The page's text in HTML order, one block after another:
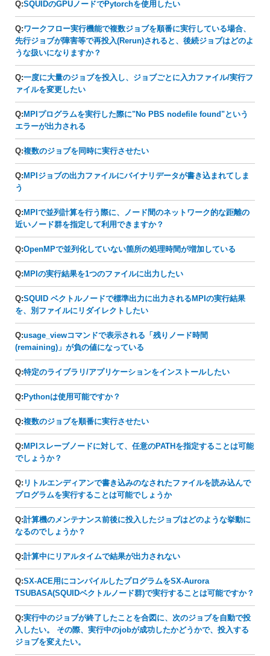
Q:SQUIDのGPUノードでPytorchを使用したい
Q:ワークフロー実行機能で複数ジョブを順番に実行している場合、
先行ジョブが障害等で再投入(Rerun)されると、後続ジョブはどのよ
うな扱いになりますか？
Q:一度に大量のジョブを投入し、ジョブごとに入力ファイル/実行フ
ァイルを変更したい
Q: MPIプログラムを実行した際に"No PBS nodefile found"という
エラーが出力される
Q:複数のジョブを同時に実行させたい
Q: MPIジョブの出力ファイルにバイナリデータが書き込まれてしま
う
Q: MPIで並列計算を行う際に、ノード間のネットワーク的な距離の
近いノード群を指定して利用できますか？
Q:OpenMPで並列化していない箇所の処理時間が増加している
Q: MPIの実行結果を1つのファイルに出力したい
Q:SQUID ベクトルノードで標準出力に出力されるMPIの実行結果
を、別ファイルにリダイレクトしたい
Q:usage_viewコマンドで表示される「残りノード時間
(remaining)」が負の値になっている
Q:特定のライブラリ/アプリケーションをインストールしたい
Q: Pythonは使用可能ですか？
Q:複数のジョブを順番に実行させたい
Q: MPIスレーブノードに対して、任意のPATHを指定することは可能
でしょうか？
Q: リトルエンディアンで書き込みのなされたファイルを読み込んで
プログラムを実行することは可能でしょうか
Q:計算機のメンテナンス前後に投入したジョブはどのような挙動に
なるのでしょうか？
Q:計算中にリアルタイムで結果が出力されない
Q:SX-ACE用にコンパイルしたプログラムをSX-Aurora
TSUBASA(SQUIDベクトルノード群)で実行することは可能ですか？
Q:実行中のジョブが終了したことを合図に、次のジョブを自動で投
入したい。 その際、実行中のjobが成功したかどうかで、投入する
ジョブを変えたい。